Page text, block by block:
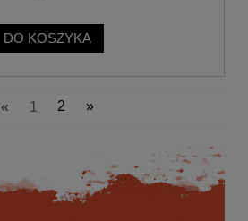
DO KOSZYKA
« 1 2 »